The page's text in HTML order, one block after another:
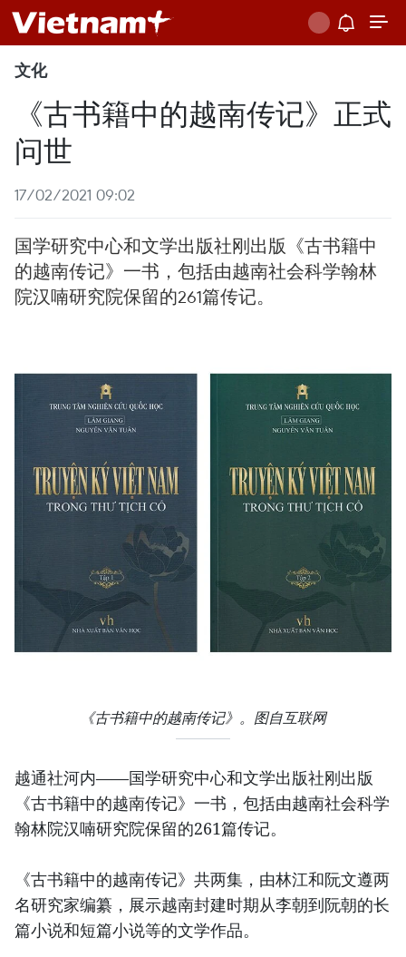
文化
《古书籍中的越南传记》正式
问世
17/02/2021 09:02
国学研究中心和文学出版社刚出版《古书籍中
的越南传记》一书，包括由越南社会科学翰林
院汉喃研究院保留的261篇传记。
《古书籍中的越南传记》。图自互联网
越通社河内——国学研究中心和文学出版社刚出版
《古书籍中的越南传记》一书，包括由越南社会科学
翰林院汉喃研究院保留的261篇传记。
《古书籍中的越南传记》共两集，由林江和阮文遵两
名研究家编纂，展示越南封建时期从李朝到阮朝的长
篇小说和短篇小说等的文学作品。